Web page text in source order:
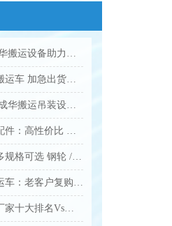
轻重载全覆盖 成华搬运设备助力企业降本增效...
成华定制化坦克搬运车 加急出货满足工业应急需求...
老客户持续回购 成华搬运吊装设备凭实力圈粉...
成华弓形螺母款配件：高性价比 工业吊装紧固优选...
成华坦克搬运车多规格可选 钢轮 / 聚氨酯轮适配全场景...
成华手动液压搬运车：老客户复购爆款 高效装卸好帮手...
泰安电动搬运车厂家十大排名Vs口碑优选品牌名单...